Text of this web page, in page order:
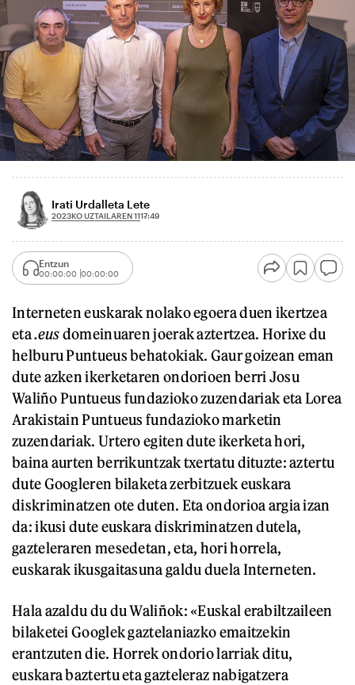
Irati Urdalleta Lete
2023KO UZTAILAREN 1117:49
Entzun
00:00:00 00:00:00
Interneten euskarak nolako egoera duen ikertzea
eta.eusdomeinuaren joerak aztertzea. Horixe du
helburu Puntueus behatokiak. Gaur goizean eman
dute azken ikerketaren ondorioen berri Josu
Waliño Puntueus fundazioko zuzendariak eta Lorea
Arakistain Puntueus fundazioko marketin
zuzendariak. Urtero egiten dute ikerketa hori,
baina aurten berrikuntzak txertatu dituzte: aztertu
dute Googleren bilaketa zerbitzuek euskara
diskriminatzen ote duten. Eta ondorioa argia izan
da: ikusi dute euskara diskriminatzen dutela,
gazteleraren mesedetan, eta, hori horrela,
euskarak ikusgaitasuna galdu duela Interneten.
Hala azaldu du du Waliñok: «Euskal erabiltzaileen
bilaketei Googlek gaztelaniazko emaitzekin
erantzuten die. Horrek ondorio larriak ditu,
euskara baztertu eta gazteleraz nabigatzera